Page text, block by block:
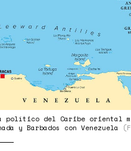
político del Caribe oriental
y Barbados con Venezuela